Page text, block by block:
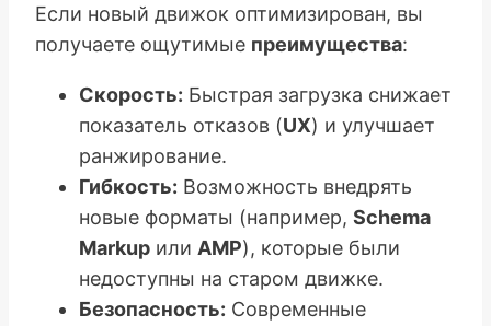
Если новый движок оптимизирован, вы
получаете ощутимые преимущества:
Скорость: Быстрая загрузка снижает
показатель отказов (UX) и улучшает
ранжирование.
Гибкость: Возможность внедрять
новые форматы (например, Schema
Markup или AMP), которые были
недоступны на старом движке.
Безопасность: Современные